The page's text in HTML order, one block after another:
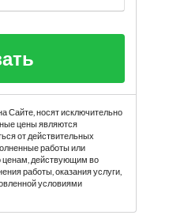
Сайте, носят исключительно
цены являются
от действительных
работы или
ценам, действующим во
работы, оказания услуги,
условиями